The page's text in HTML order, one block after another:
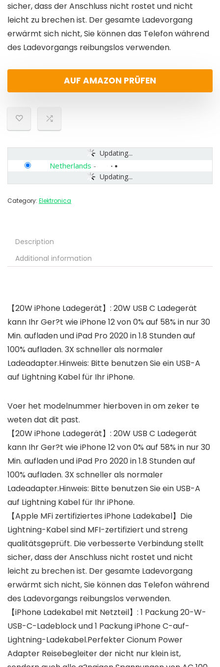
sicher, dass der Anschluss nicht rostet und nicht
leicht zu brechen ist. Der gesamte Ladevorgang
erwärmt sich nicht, Sie können das Telefon während
des Ladevorgangs reibungslos verwenden.
AUF AMAZON PRÜFEN
Updating...
Updating...
Netherlands -
Category: Elektronica
Description
Additional information
【20W iPhone Ladegerät】: 20W USB C Ladegerät
kann Ihr Ger?t wie iPhone 12 von 0% auf 58% in nur 30
Min. aufladen und iPad Pro 2020 in 1.8 Stunden auf
100% aufladen. 3X schneller als normaler
Ladeadapter.Hinweis: Bitte benutzen Sie ein USB-A
auf Lightning Kabel für Ihr iPhone.
Voer het modelnummer hierboven in om zeker te
weten dat dit past.
【20W iPhone Ladegerät】: 20W USB C Ladegerät
kann Ihr Ger?t wie iPhone 12 von 0% auf 58% in nur 30
Min. aufladen und iPad Pro 2020 in 1.8 Stunden auf
100% aufladen. 3X schneller als normaler
Ladeadapter.Hinweis: Bitte benutzen Sie ein USB-A
auf Lightning Kabel für Ihr iPhone.
【Apple MFi zertifiziertes iPhone Ladekabel】Die
Lightning-Kabel sind MFI-zertifiziert und streng
qualitätsgeprüft. Die verbesserte Verbindung stellt
sicher, dass der Anschluss nicht rostet und nicht
leicht zu brechen ist. Der gesamte Ladevorgang
erwärmt sich nicht, Sie können das Telefon während
des Ladevorgangs reibungslos verwenden.
【iPhone Ladekabel mit Netzteil】: 1 Packung 20-W-
USB-C-Ladeblock und 1 Packung iPhone C-auf-
Lightning-Ladekabel.Perfekter Cionum Power
Adapter Reisebegleiter der nicht nur klein ist,